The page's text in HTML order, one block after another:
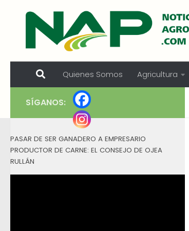
Skip to content
Quienes Somos Agricultura
SÍGANOS:
PASAR DE SER GANADERO A EMPRESARIO
PRODUCTOR DE CARNE: EL CONSEJO DE OJEA
RULLÁN